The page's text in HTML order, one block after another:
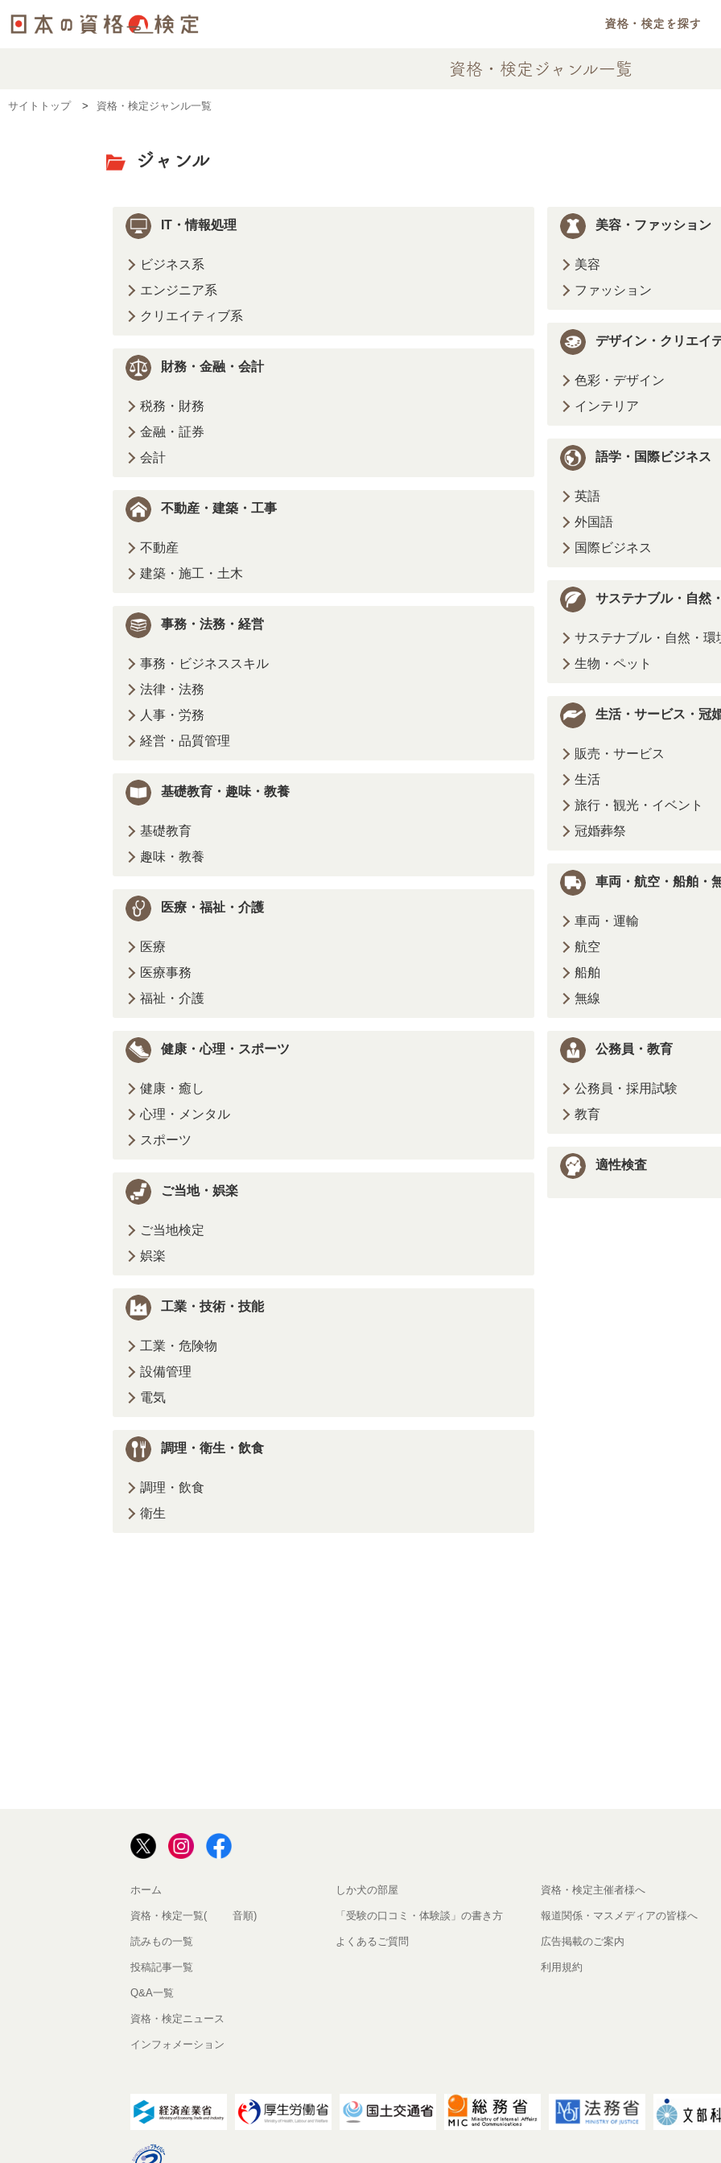
資格・検定を探す
資格・検定ジャンル一覧
サイトトップ 資格・検定ジャンル一覧
ジャンル
IT・情報処理
ビジネス系
エンジニア系
クリエイティブ系
財務・金融・会計
税務・財務
金融・証券
会計
不動産・建築・工事
不動産
建築・施工・土木
事務・法務・経営
事務・ビジネススキル
法律・法務
人事・労務
経営・品質管理
基礎教育・趣味・教養
基礎教育
趣味・教養
医療・福祉・介護
医療
医療事務
福祉・介護
健康・心理・スポーツ
健康・癒し
心理・メンタル
スポーツ
ご当地・娯楽
ご当地検定
娯楽
工業・技術・技能
工業・危険物
設備管理
電気
調理・衛生・飲食
調理・飲食
衛生
美容・ファッション
美容
ファッション
デザイン・クリエイ
色彩・デザイン
インテリア
語学・国際ビジネス
英語
外国語
国際ビジネス
サステナブル・自然
サステナブル・自然・環
生物・ペット
生活・サービス・冠
販売・サービス
生活
旅行・観光・イベント
冠婚葬祭
車両・航空・船舶・
車両・運輸
航空
船舶
無線
公務員・教育
公務員・採用試験
教育
適性検査
ホーム
資格・検定一覧(50音順)
読みもの一覧
投稿記事一覧
Q&A一覧
資格・検定ニュース
インフォメーション
しか犬の部屋
「受験の口コミ・体験談」の書き方
よくあるご質問
資格・検定主催者様へ
報道関係・マスメディアの皆様へ
広告掲載のご案内
利用規約